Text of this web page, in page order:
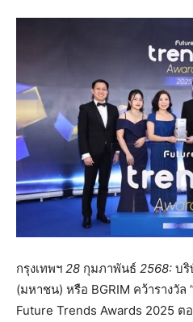
กรุงเทพฯ 28 กุมภาพันธ์ 2568: บริ
(มหาชน) หรือ BGRIM คว้ารางวัล
Future Trends Awards 2025 ต